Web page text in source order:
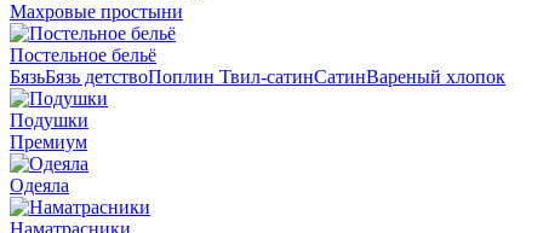
Махровые простыни
Постельное бельё
БязьБязь детствоПоплин Твил-сатинСатинВареный хлопок
Подушки
Премиум
Одеяла
Наматрасники